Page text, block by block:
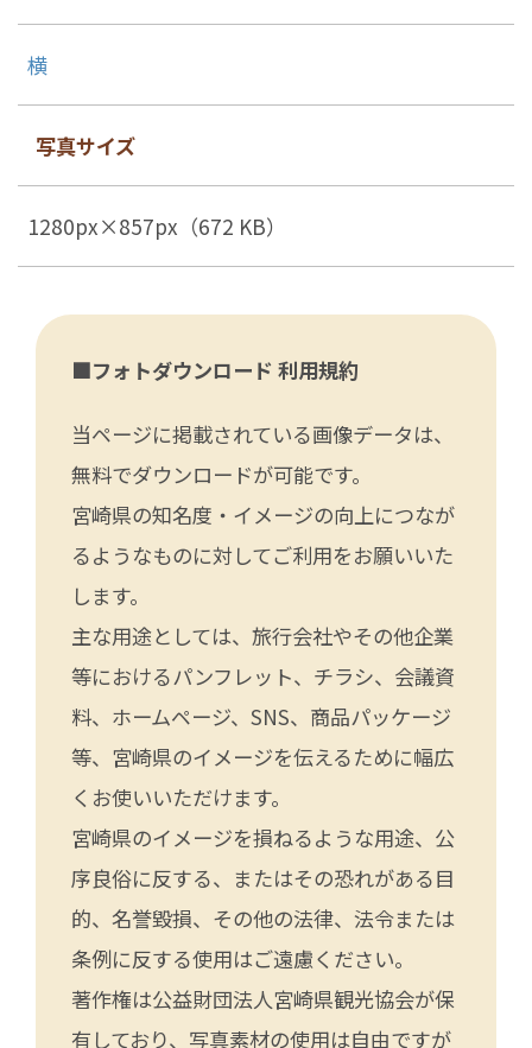
横
写真サイズ
1280px×857px（672 KB）
■フォトダウンロード 利用規約
当ページに掲載されている画像データは、
無料でダウンロードが可能です。
宮崎県の知名度・イメージの向上につなが
るようなものに対してご利用をお願いいた
します。
主な用途としては、旅行会社やその他企業
等におけるパンフレット、チラシ、会議資
料、ホームページ、SNS、商品パッケージ
等、宮崎県のイメージを伝えるために幅広
くお使いいただけます。
宮崎県のイメージを損ねるような用途、公
序良俗に反する、またはその恐れがある目
的、名誉毀損、その他の法律、法令または
条例に反する使用はご遠慮ください。
著作権は公益財団法人宮崎県観光協会が保
有しており、写真素材の使用は自由ですが